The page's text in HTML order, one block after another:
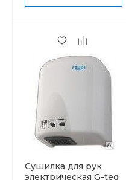
Cушилка для рук
электрическая G-teq